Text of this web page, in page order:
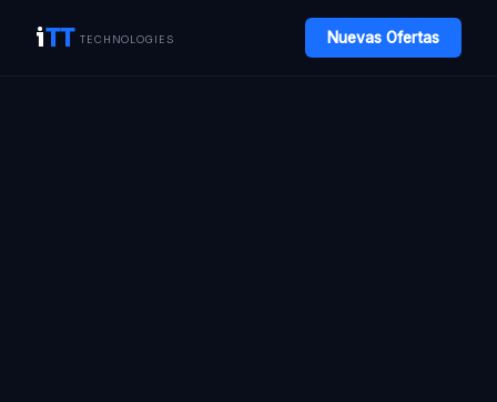
iTT TECHNOLOGIES Nuevas Ofertas